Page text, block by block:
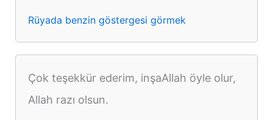
Rüyada benzin göstergesi görmek
Çok teşekkür ederim, inşaAllah öyle olur,
Allah razı olsun.